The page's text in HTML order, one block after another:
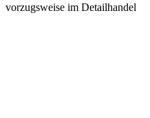
vorzugsweise im Detailhandel